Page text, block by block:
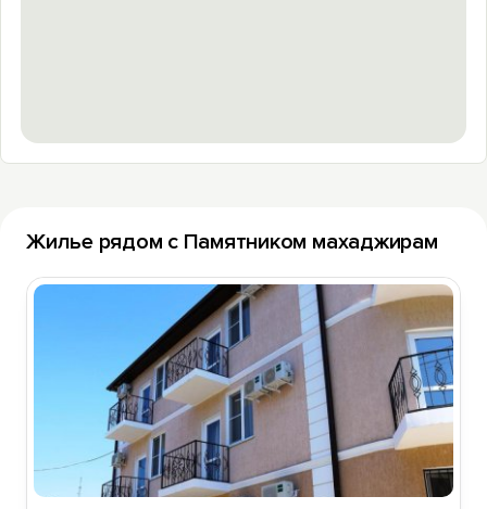
Жилье рядом с Памятником махаджирам